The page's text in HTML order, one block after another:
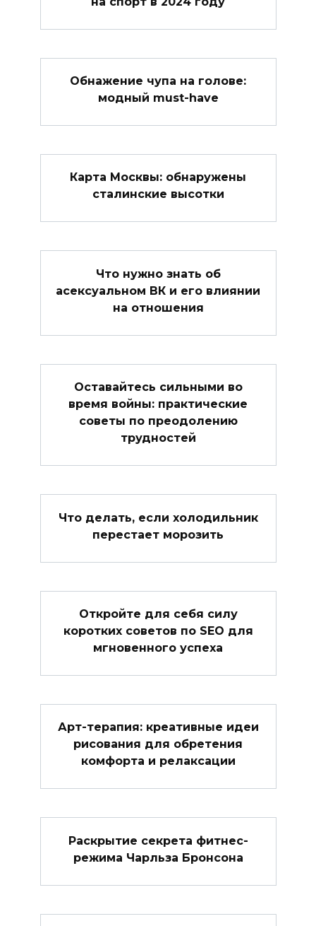
Обнажение чупа на голове:
модный must-have
Карта Москвы: обнаружены
сталинские высотки
Что нужно знать об
асексуальном ВК и его влиянии
на отношения
Оставайтесь сильными во
время войны: практические
советы по преодолению
трудностей
Что делать, если холодильник
перестает морозить
Откройте для себя силу
коротких советов по SEO для
мгновенного успеха
Арт-терапия: креативные идеи
рисования для обретения
комфорта и релаксации
Раскрытие секрета фитнес-
режима Чарльза Бронсона